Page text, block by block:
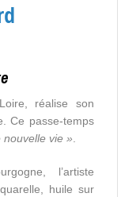
réalise son
Ce passe-temps
nouvelle vie »
l’artiste
huile sur